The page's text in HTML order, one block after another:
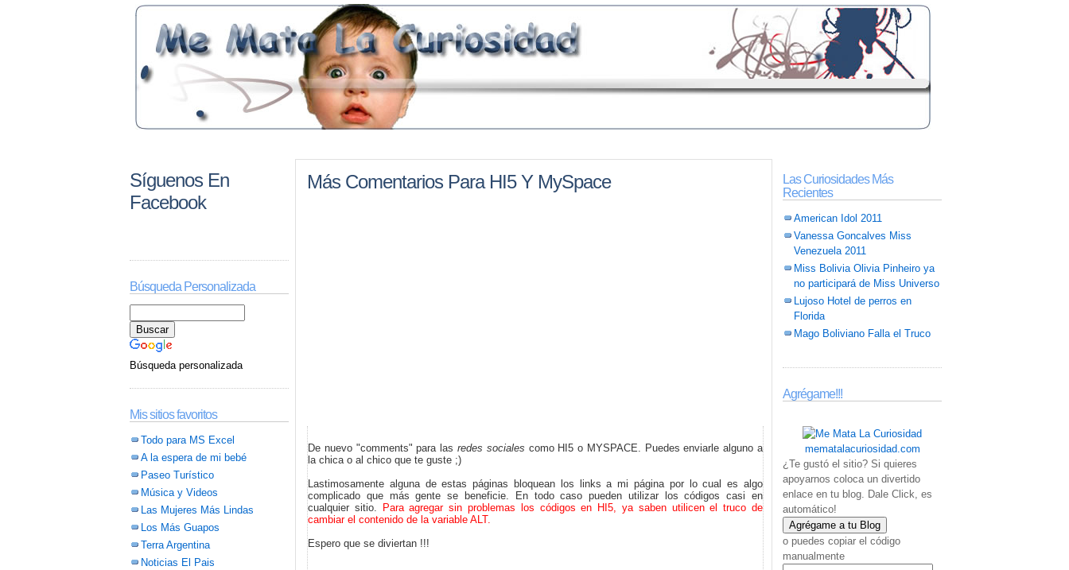
Síguenos En
Facebook
Búsqueda Personalizada
Búsqueda personalizada
Mis sitios favoritos
Todo para MS Excel
A la espera de mi bebé
Paseo Turístico
Música y Videos
Las Mujeres Más Lindas
Los Más Guapos
Terra Argentina
Noticias El Pais
Más Comentarios Para HI5 Y MySpace
De nuevo "comments" para las redes sociales como HI5 o MYSPACE. Puedes enviarle alguno a
la chica o al chico que te guste ;)
Lastimosamente alguna de estas páginas bloquean los links a mi página por lo cual es algo
complicado que más gente se beneficie. En todo caso pueden utilizar los códigos casi en
cualquier sitio.
Para agregar sin problemas los códigos en HI5, ya saben utilicen el truco de
cambiar el contenido de la variable ALT.
Espero que se diviertan !!!
Las Curiosidades Más
Recientes
American Idol 2011
Vanessa Goncalves Miss
Venezuela 2011
Miss Bolivia Olivia Pinheiro ya
no participará de Miss Universo
Lujoso Hotel de perros en
Florida
Mago Boliviano Falla el Truco
Agrégame!!!
mematalacuriosidad.com
¿Te gustó el sitio? Si quieres
apoyarnos coloca un divertido
enlace en tu blog. Dale Click, es
automático!
o puedes copiar el código
manualmente